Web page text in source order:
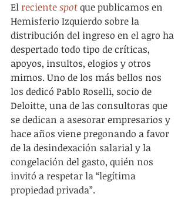
El reciente spot que publicamos en
Hemisferio Izquierdo sobre la
distribución del ingreso en el agro ha
despertado todo tipo de críticas,
apoyos, insultos, elogios y otros
mimos. Uno de los más bellos nos
los dedicó Pablo Roselli, socio de
Deloitte, una de las consultoras que
se dedican a asesorar empresarios y
hace años viene pregonando a favor
de la desindexación salarial y la
congelación del gasto, quién nos
invitó a respetar la “legítima
propiedad privada”.